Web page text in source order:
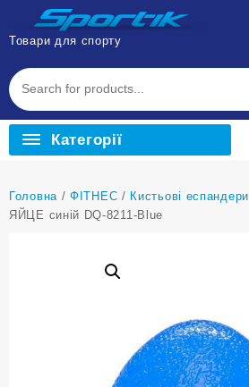
Перейти
вмісту
Товари для спорту
Категорії
Головна /ФІТНЕС / Кистьові еспандери
ЯЙЦЕ синій DQ-8211-Blue